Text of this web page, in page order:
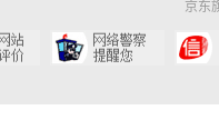
京东